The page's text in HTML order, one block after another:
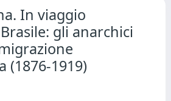
In viaggio
gli anarchici
(1876-1919)